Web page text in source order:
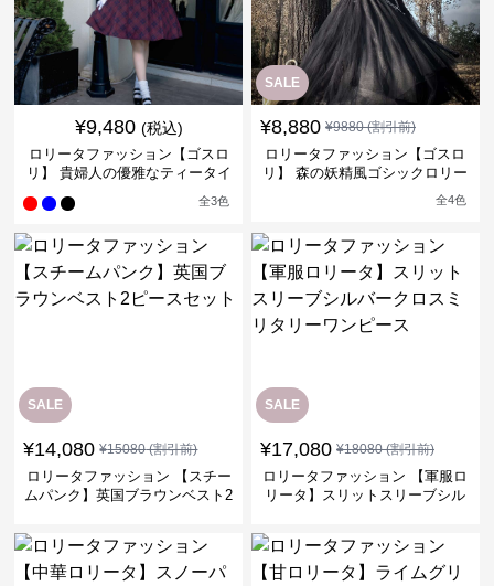
¥9,480 (税込)
ロリータファッション【ゴスロ
リ】 貴婦人の優雅なティータイ
全3色
SALE
¥8,880 ¥9880(割引前)
ロリータファッション【ゴスロ
リ】 森の妖精風ゴシックロリー
全4色
SALE
¥14,080 ¥15080(割引前)
ロリータファッション 【スチー
ムパンク】英国ブラウンベスト2
SALE
¥17,080 ¥18080(割引前)
ロリータファッション 【軍服ロ
リータ】スリットスリーブシル